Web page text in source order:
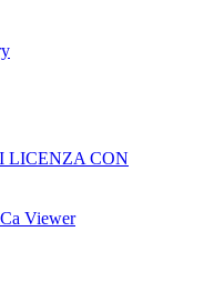
LICENZA CON
Viewer